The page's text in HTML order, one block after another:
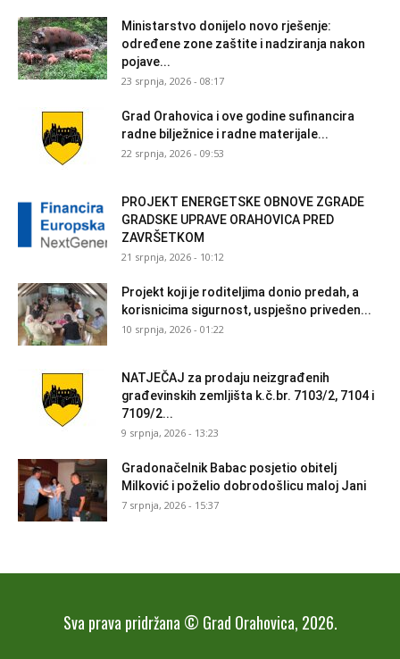
Ministarstvo donijelo novo rješenje:
određene zone zaštite i nadziranja nakon
pojave...
23 srpnja, 2026 - 08:17
Grad Orahovica i ove godine sufinancira
radne bilježnice i radne materijale...
22 srpnja, 2026 - 09:53
PROJEKT ENERGETSKE OBNOVE ZGRADE
GRADSKE UPRAVE ORAHOVICA PRED
ZAVRŠETKOM
21 srpnja, 2026 - 10:12
Projekt koji je roditeljima donio predah, a
korisnicima sigurnost, uspješno priveden...
10 srpnja, 2026 - 01:22
NATJEČAJ za prodaju neizgrađenih
građevinskih zemljišta k.č.br. 7103/2, 7104 i
7109/2...
9 srpnja, 2026 - 13:23
Gradonačelnik Babac posjetio obitelj
Milković i poželio dobrodošlicu maloj Jani
7 srpnja, 2026 - 15:37
Sva prava pridržana © Grad Orahovica, 2026.